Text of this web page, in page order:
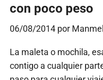
con poco peso
06/08/2014 por
La maleta o mochila,
contigo a cualquier